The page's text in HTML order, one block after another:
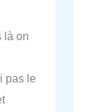
là on
pas le